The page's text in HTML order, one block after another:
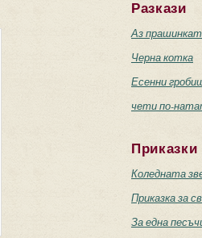
Разкази
Аз
Черна котка
Есенни
чети по-
Приказки
Коледната
Приказка за
За една